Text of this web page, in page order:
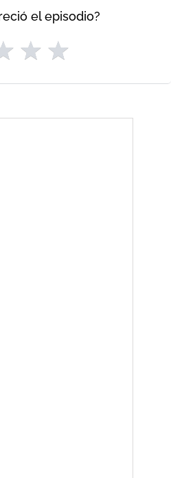
el episodio?